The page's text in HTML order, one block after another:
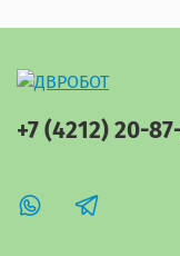
+7 (4212) 20-